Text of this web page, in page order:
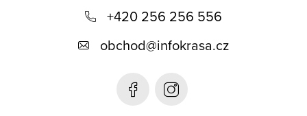
+420 256 256 556
obchod@infokrasa.cz